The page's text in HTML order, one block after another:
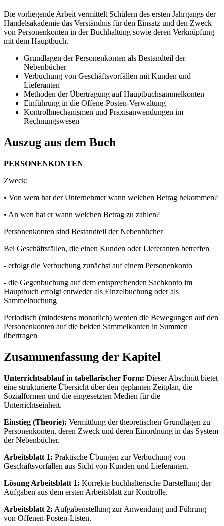
Die vorliegende Arbeit vermittelt Schülern des ersten Jahrgangs der
Handelsakademie das Verständnis für den Einsatz und den Zweck
von Personenkonten in der Buchhaltung sowie deren Verknüpfung
mit dem Hauptbuch.
Grundlagen der Personenkonten als Bestandteil der
Nebenbücher
Verbuchung von Geschäftsvorfällen mit Kunden und
Lieferanten
Methoden der Übertragung auf Hauptbuchsammelkonten
Einführung in die Offene-Posten-Verwaltung
Kontrollmechanismen und Praxisanwendungen im
Rechnungswesen
Auszug aus dem Buch
PERSONENKONTEN
Zweck:
• Von wem hat der Unternehmer wann welchen Betrag bekommen?
• An wen hat er wann welchen Betrag zu zahlen?
Personenkonten sind Bestandteil der Nebenbücher
Bei Geschäftsfällen, die einen Kunden oder Lieferanten betreffen
- erfolgt die Verbuchung zunächst auf einem Personenkonto
- die Gegenbuchung auf dem entsprechenden Sachkonto im
Hauptbuch erfolgt entweder als Einzelbuchung oder als
Sammelbuchung
Periodisch (mindestens monatlich) werden die Bewegungen auf den
Personenkonten auf die beiden Sammelkonten in Summen
übertragen
Zusammenfassung der Kapitel
Unterrichtsablauf in tabellarischer Form: Dieser Abschnitt bietet
eine strukturierte Übersicht über den geplanten Zeitplan, die
Sozialformen und die eingesetzten Medien für die
Unterrichtseinheit.
Einstieg (Theorie): Vermittlung der theoretischen Grundlagen zu
Personenkonten, deren Zweck und deren Einordnung in das System
der Nebenbücher.
Arbeitsblatt 1: Praktische Übungen zur Verbuchung von
Geschäftsvorfällen aus Sicht von Kunden und Lieferanten.
Lösung Arbeitsblatt 1: Korrekte buchhalterische Darstellung der
Aufgaben aus dem ersten Arbeitsblatt zur Kontrolle.
Arbeitsblatt 2: Aufgabenstellung zur Anwendung und Führung
von Offenen-Posten-Listen.